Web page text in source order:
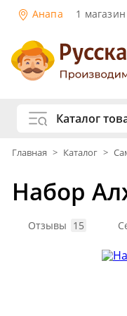
Анапа 1 магазин
Каталог
Копчение и
Дубовые
Главная > Каталог >
Набор
Отзывы 15